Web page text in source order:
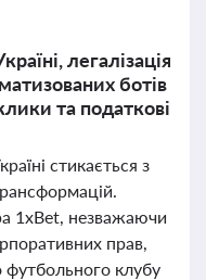
легалізація
ботів
та податкові
стикається з
1xBet, незважаючи
прав,
клубу